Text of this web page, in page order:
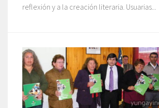
reflexión y a la creación literaria. Usuarias...